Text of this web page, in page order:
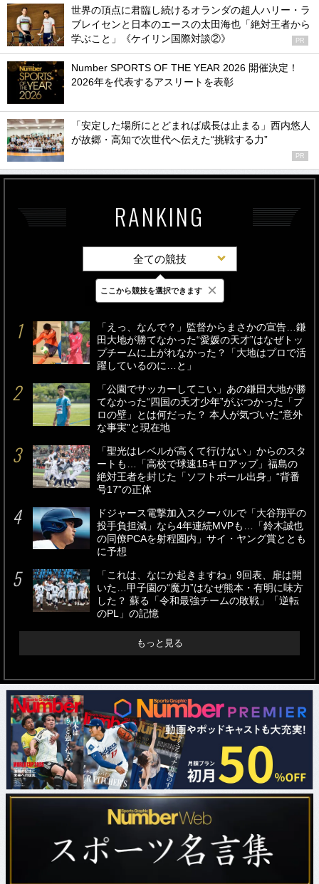
世界の頂点に君臨し続けるオランダの超人ハリー・ラ
ブレイセンと日本のエースの太田海也「絶対王者から
学ぶこと」《ケイリン国際対談②》
PR
Number SPORTS OF THE YEAR 2026 開催決定！
2026年を代表するアスリートを表彰
「安定した場所にとどまれば成長は止まる」西内悠人
が故郷・高知で次世代へ伝えた“挑戦する力”
PR
RANKING
全ての競技
最新 24時間 週間
「えっ、なんで？」監督からまさかの宣告…鎌
田大地が勝てなかった“愛媛の天才”はなぜトッ
プチームに上がれなかった？「大地はプロで活
躍しているのに…と」
「公園でサッカーしてこい」あの鎌田大地が勝
てなかった“四国の天才少年”がぶつかった「プ
ロの壁」とは何だった？ 本人が気づいた“意外
な事実”と現在地
「聖光はレベルが高くて行けない」からのスタ
ートも…「高校で球速15キロアップ」福島の
絶対王者を封じた「ソフトボール出身」“背番
号17”の正体
ドジャース電撃加入スクーバルで「大谷翔平の
投手負担減」なら4年連続MVPも…「鈴木誠也
の同僚PCAを射程圏内」サイ・ヤング賞ととも
に予想
「これは、なにか起きますね」9回表、扉は開
いた…甲子園の“魔力”はなぜ熊本・有明に味方
した？ 蘇る「令和最強チームの敗戦」「逆転
のPL」の記憶
もっと見る
ここから競技を選択できます ×